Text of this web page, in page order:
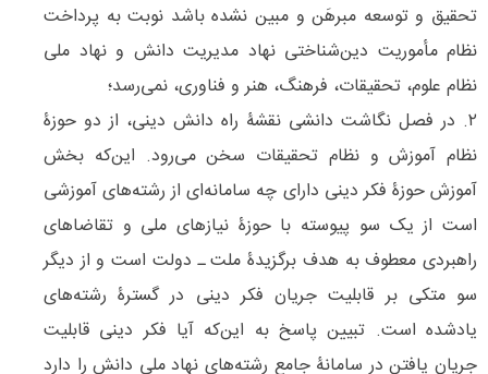
تحقیق و توسعه مبرهَن و مبین نشده باشد نوبت به پرداخت
نظام مأموریت دین‌شناختی نهاد مدیریت دانش و نهاد ملی
نظام علوم، تحقیقات، فرهنگ، هنر و فناوری، نمی‌رسد؛
۲. در فصل نگاشت دانشی نقشۀ راه دانش دینی، از دو حوزۀ
نظام آموزش و نظام تحقیقات سخن می‌رود. این‌که بخش
آموزش حوزۀ فکر دینی دارای چه سامانه‌‌ای از رشته‌‌های آموزشی
است از یک سو پیوسته با حوزۀ نیازهای ملی و تقاضاهای
راهبردی معطوف به هدف برگزیدۀ ملت ـ دولت است و از دیگر
سو متکی بر قابلیت‌ جریان فکر دینی در گسترۀ رشته‌های
یاد‌‌شده است. تبیین پاسخ به این‌که آیا فکر دینی قابلیت
جریان یافتن در سامانۀ جامع رشته‌های نهاد ملی دانش را دارد